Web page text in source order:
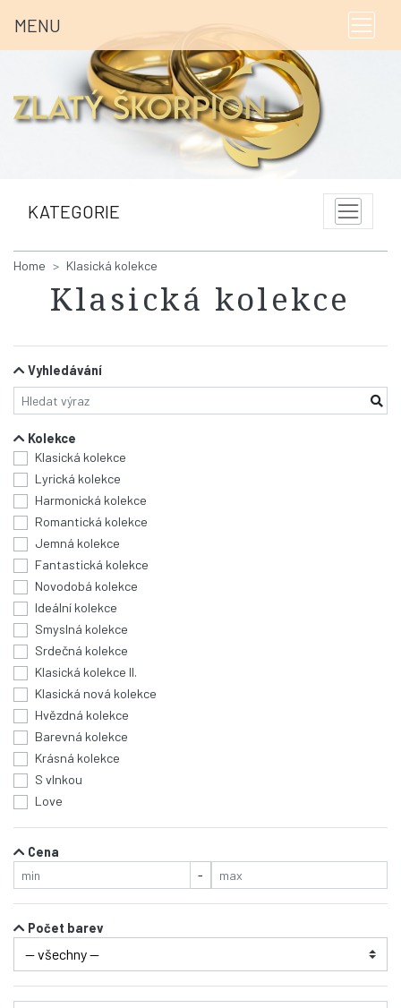
MENU
KATEGORIE
Home Klasická kolekce
Klasická kolekce
Vyhledávání
Kolekce
Klasická kolekce
Lyrická kolekce
Harmonická kolekce
Romantická kolekce
Jemná kolekce
Fantastická kolekce
Novodobá kolekce
Ideální kolekce
Smyslná kolekce
Srdečná kolekce
Klasická kolekce II.
Klasická nová kolekce
Hvězdná kolekce
Barevná kolekce
Krásná kolekce
S vlnkou
Love
Cena
-
Počet barev